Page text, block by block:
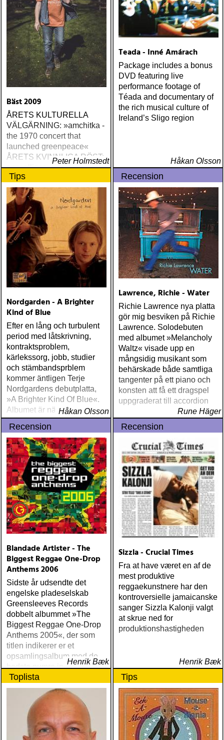
Bäst 2009
ÅRETS KULTURELLA
VÄLGÄRNING: »amchitka -
the 1970 concert that
launched greenpeace«
ÅRETS KVINNLIGA RÖST:
amy allison : sheffield
streets (urban myth)
ÅRETS SKILSMÄSSA:
amy speace : the killer in
me (wildflower) ÅRETS
WILLIE NELSON; bob
cheevers : tall texas tales
(inbred) ÅRETS PLATTA,
ALLA KATEGORIER, HELT
ENKELT: citizen k : meet
citizen k (paraply) ÅRETS
MANLIGA RÖST: clarence
(hyena) ÅRETS GILLIAN
WELCH: dave rawlings
machine : a friend of a
friend (acony) ÅRETS
MEST UNDANGÖMDA:
david mead : almost &
always (david mead)
ÅRETS FLEET
FOXES/LOW ANTHEM:
dawes : north hills (ato)
ÅRETS 'LILLA' PAUL
SIMON: harper simon :
harper simon (tulsi) ÅRETS
JD SOUTHER: iain
matthews : joy mining
(matrix) ÅRETS FANBASE-
PROJEKT: jill sobule :
california years (pinko)
ÅRETS GUY CLARK: keith
miles : beyond the
headlights (house of trout)
ÅRETS
AMERICA/BYRDS/EAGLES/JAYHAWKS:
maplewood : yeti boombox
(tapete) ÅRETS
SUPERGRUPP: monsters
of folk : monsters of folk
(rough trade) ÅRETS T-
BONE BURNETT:
moonalice : moonalice (a
minor label) ÅRETS
STÖRSTA, VÄRSTA,
TYNGSTA & DYRASTE:
neil young : archives
(reprise) ÅRETS GRAM &
EMMYLOU: sugarcane
jane : sugarcane jane
(admiral bean) ÅRETS FAB
FOUR: the beatles : mono
& stereo box (apple)
ÅRETS LIVE-DOKUMENT:
tom petty & the
Peter Holmstedt
Teada - Inné Amárach
Package includes a bonus
DVD featuring live
performance footage of
Téada and documentary of
the rich musical culture of
Ireland’s Sligo region
Håkan Olsson
Tips
Nordgarden - A Brighter
Kind of Blue
Efter en lång och turbulent
period med låtskrivning,
kontraktsproblem,
kärlekssorg, jobb, studier
och stämbandsprblem
kommer äntligen Terje
Nordgardens debutplatta,
»A Brighter Kind Of Blue«.
Albumet är nära, enkelt och
ärligt och handlar om
upplevelser och historier
från en ung mans liv
Håkan Olsson
Recension
Lawrence, Richie - Water
Richie Lawrence nya platta
gör mig besviken på Richie
Lawrence. Solodebuten
med albumet »Melancholy
Waltz« visade upp en
mångsidig musikant som
behärskade både samtliga
tangenter på ett piano och
konsten att få ett dragspel
uppgraderat till accordion
Rune Häger
Recension
Blandade Artister - The
Biggest Reggae One-Drop
Anthems 2006
Sidste år udsendte det
engelske pladeselskab
Greensleeves Records
dobbelt albummet »The
Biggest Reggae One-Drop
Anthems 2005«, der som
titlen indikerer er et
opsamlingsalbum med de
bedste numre indenfor den
populære reggaestil kaldet
one-drop
Henrik Bæk
Recension
Sizzla - Crucial Times
Fra at have været en af de
mest produktive
reggaekunstnere har den
kontroversielle jamaicanske
sanger Sizzla Kalonji valgt
at skrue ned for
produktionshastigheden
Henrik Bæk
Toplista Tips